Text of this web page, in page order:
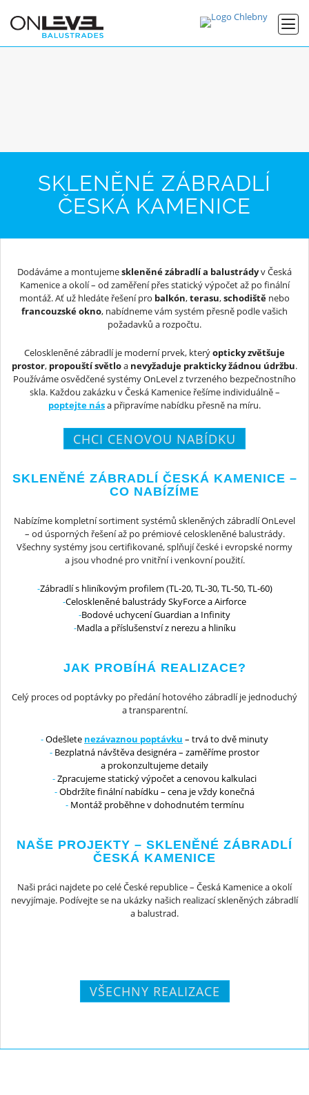
SKLENĚNÉ ZÁBRADLÍ
ČESKÁ KAMENICE
Dodáváme a montujemeskleněné zábradlí a balustrádyv Česká
Kamenice a okolí – od zaměření přes statický výpočet až po finální
montáž. Ať už hledáte řešení pro balkón,terasu,schodiště nebo
francouzské okno, nabídneme vám systém přesně podle vašich
požadavků a rozpočtu.
Celoskleněné zábradlí je moderní prvek, kterýopticky zvětšuje
prostor, propouští světloa nevyžaduje prakticky žádnou údržbu.
Používáme osvědčené systémy OnLevel z tvrzeného bezpečnostního
skla. Každou zakázku v Česká Kamenice řešíme individuálně –
poptejte nása připravíme nabídku přesně na míru.
CHCI CENOVOU NABÍDKU
SKLENĚNÉ ZÁBRADLÍ ČESKÁ KAMENICE –
CO NABÍZÍME
Nabízíme kompletní sortiment systémů skleněných zábradlí OnLevel
– od úsporných řešení až po prémiové celoskleněné balustrády.
Všechny systémy jsou certifikované, splňují české i evropské normy
a jsou vhodné pro vnitřní i venkovní použití.
Zábradlí s hliníkovým profilem (TL-20, TL-30, TL-50, TL-60)
Celoskleněné balustrády SkyForce a Airforce
Bodové uchycení Guardian a Infinity
Madla a příslušenství z nerezu a hliníku
JAK PROBÍHÁ REALIZACE?
Celý proces od poptávky po předání hotového zábradlí je jednoduchý
a transparentní.
Odešlete nezávaznou poptávku – trvá to dvě minuty
Bezplatná návštěva designéra – zaměříme prostor
a prokonzultujeme detaily
Zpracujeme statický výpočet a cenovou kalkulaci
Obdržíte finální nabídku – cena je vždy konečná
Montáž proběhne v dohodnutém termínu
NAŠE PROJEKTY – SKLENĚNÉ ZÁBRADLÍ
ČESKÁ KAMENICE
Naši práci najdete po celé České republice – Česká Kamenice a okolí
nevyjímaje. Podívejte se na ukázky našich realizací skleněných zábradlí
a balustrad.
VŠECHNY REALIZACE